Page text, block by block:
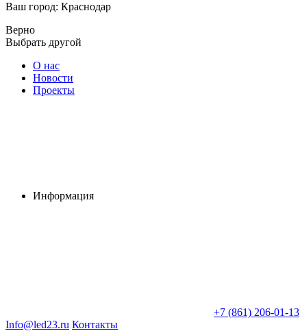
Ваш город: Краснодар
Верно
Выбрать другой
О нас
Новости
Проекты
Информация
+7 (861) 206-01-13
Info@led23.ru Контакты